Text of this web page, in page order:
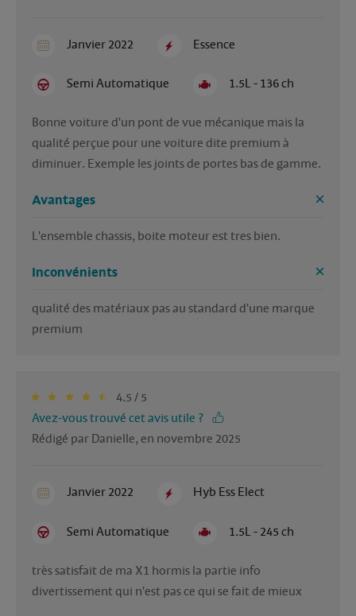
Janvier 2022 Essence
Semi Automatique 1.5L - 136 ch
Bonne voiture d'un pont de vue mécanique mais la
qualité perçue pour une voiture dite premium à
diminuer. Exemple les joints de portes bas de gamme.
Avantages
L'ensemble chassis, boite moteur est tres bien.
Inconvénients
qualité des matériaux pas au standard d'une marque
premium
4.5 / 5
Avez-vous trouvé cet avis utile ?
Rédigé par Danielle, en novembre 2025
Janvier 2022 Hyb Ess Elect
Semi Automatique 1.5L - 245 ch
très satisfait de ma X1 hormis la partie info
divertissement qui n'est pas ce qui se fait de mieux